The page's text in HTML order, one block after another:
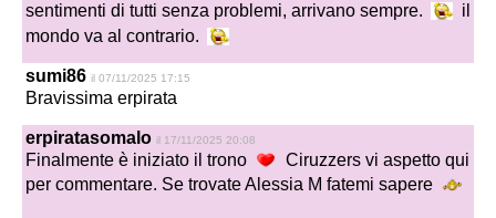
sentimenti di tutti senza problemi, arrivano sempre.
il
mondo va al contrario.
sumi86 il 07/11/2025 17:15
Bravissima erpirata
erpiratasomalo il 17/11/2025 20:08
Finalmente è iniziato il trono
Ciruzzers vi aspetto qui
per commentare. Se trovate Alessia M fatemi sapere